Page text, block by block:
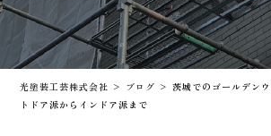
光塗装工芸株式会社 > ブログ >茨城でのゴールデン
トドア派からインドア派まで